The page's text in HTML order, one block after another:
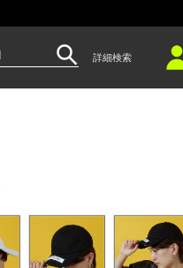
詳細検索